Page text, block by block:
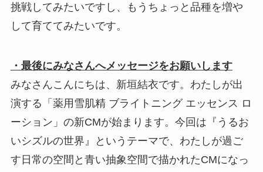
挑戦してみたいですし、もうちょっと品種を増や
して育ててみたいです。
・最後にみなさんへメッセージをお願いします
みなさんこんにちは、新垣結衣です。わたしが出
演する「薬用雪肌精 ブライトニング エッセンス ロ
ーション」の新CMが始まります。今回は『うるお
いシズルの世界』というテーマで、わたしが過ご
す日常の空間と青い抽象空間で描かれたCMになっ